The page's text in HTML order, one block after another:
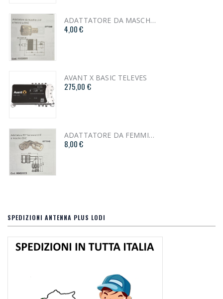
ADATTATORE DA MASCHIO UHF A FEMMINA BNC cod. 1002001
4,00 €
AVANT X BASIC TELEVES
275,00 €
ADATTATORE DA FEMMINA UHF A MASCHIO BNC 90° cod. I1002003
8,00 €
SPEDIZIONI ANTENNA PLUS LODI